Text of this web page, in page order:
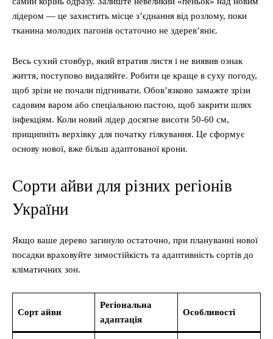
лідером — це захистить місце з’єднання від розлому, поки
тканина молодих пагонів остаточно не здерев’яніє.
Весь сухий стовбур, який втратив листя і не виявив ознак
життя, поступово видаляйте. Робити це краще в суху погоду,
щоб зрізи не почали підгнивати. Обов’язково замажте зрізи
садовим варом або спеціальною пастою, щоб закрити шлях
інфекціям. Коли новий лідер досягне висоти 50-60 см,
прищипніть верхівку для початку гілкування. Це сформує
основу нової, вже більш адаптованої крони.
Сорти айви для різних регіонів
України
Якщо ваше дерево загинуло остаточно, при плануванні нової
посадки враховуйте зимостійкість та адаптивність сортів до
кліматичних зон.
Сорт айви
Регіональна
адаптація
Особливості